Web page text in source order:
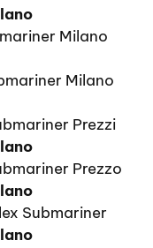
Milano
Milano
Prezzi
Prezzo
Submariner